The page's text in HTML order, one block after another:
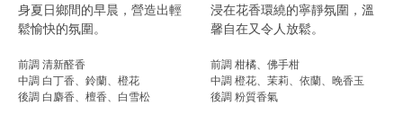
身夏日鄉間的早晨，營造出輕
鬆愉快的氛圍。
前調 清新醛香
中調 白丁香、鈴蘭、橙花
後調 白麝香、檀香、白雪松
浸在花香環繞的寧靜氛圍，溫
馨自在又令人放鬆。
前調 柑橘、佛手柑
中調 橙花、茉莉、依蘭、晚香玉
後調 粉質香氣